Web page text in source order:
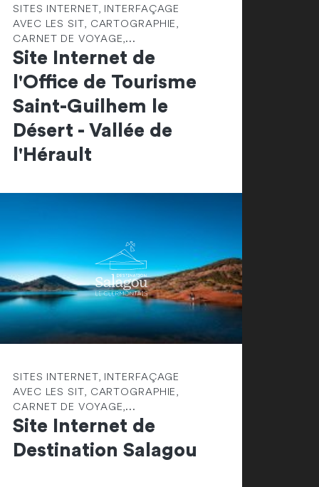
SITES INTERNET, INTERFAÇAGE
AVEC LES SIT, CARTOGRAPHIE,
CARNET DE VOYAGE,...
Site Internet de
l'Office de Tourisme
Saint-Guilhem le
Désert - Vallée de
l'Hérault
SITES INTERNET, INTERFAÇAGE
AVEC LES SIT, CARTOGRAPHIE,
CARNET DE VOYAGE,...
Site Internet de
Destination Salagou